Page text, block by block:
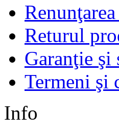
Returul
Garanţie şi
Termeni şi
Info